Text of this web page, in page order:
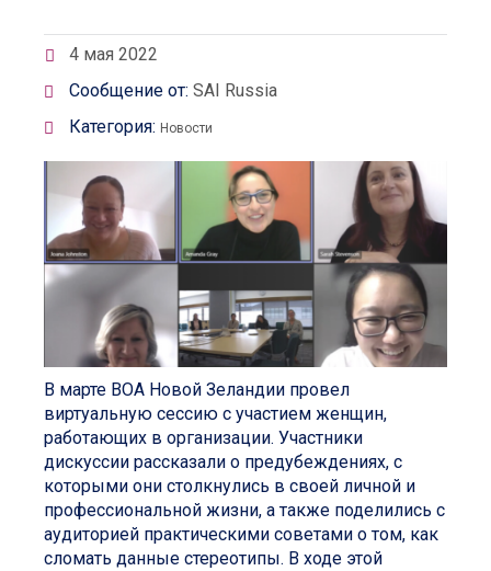
4 мая 2022
Сообщение от: SAI Russia
Категория: Новости
В марте ВОА Новой Зеландии провел
виртуальную cессию с участием женщин,
работающих в организации. Участники
дискуссии рассказали о предубеждениях, с
которыми они столкнулись в своей личной и
профессиональной жизни, а также поделились с
аудиторией практическими советами о том, как
сломать данные стереотипы. В ходе этой